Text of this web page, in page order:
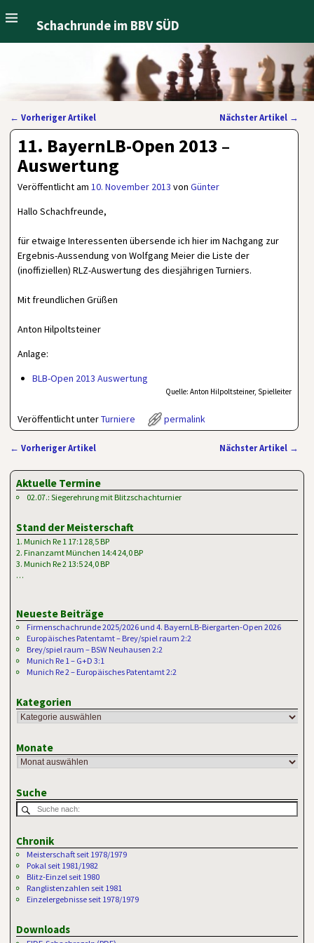
Schachrunde im BBV SÜD
Artikelnavigation
← Vorheriger Artikel Nächster Artikel →
11. BayernLB-Open 2013 –
Auswertung
Veröffentlicht am10. November 2013 vonGünter
Hallo Schachfreunde,
für etwaige Interessenten übersende ich hier im Nachgang zur
Ergebnis-Aussendung von Wolfgang Meier die Liste der
(inoffiziellen) RLZ-Auswertung des diesjährigen Turniers.
Mit freundlichen Grüßen
Anton Hilpoltsteiner
Anlage:
BLB-Open 2013 Auswertung
Quelle: Anton Hilpoltsteiner, Spielleiter
Veröffentlicht unterTurniere permalink
← Vorheriger Artikel Nächster Artikel →
Aktuelle Termine
02.07.: Siegerehrung mit Blitzschachturnier
Stand der Meisterschaft
1. Munich Re 1 17:1 28,5 BP
2. Finanzamt München 14:4 24,0 BP
3. Munich Re 2 13:5 24,0 BP
…
Neueste Beiträge
Firmenschachrunde 2025/2026 und 4. BayernLB-Biergarten-Open 2026
Europäisches Patentamt – Brey/spiel raum 2:2
Brey/spiel raum – BSW Neuhausen 2:2
Munich Re 1 – G+D 3:1
Munich Re 2 – Europäisches Patentamt 2:2
Kategorien
Monate
Suche
Chronik
Meisterschaft seit 1978/1979
Pokal seit 1981/1982
Blitz-Einzel seit 1980
Ranglistenzahlen seit 1981
Einzelergebnisse seit 1978/1979
Downloads